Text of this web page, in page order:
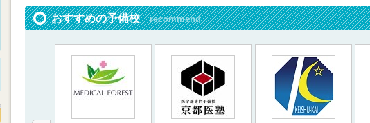
おすすめの予備校 recommend